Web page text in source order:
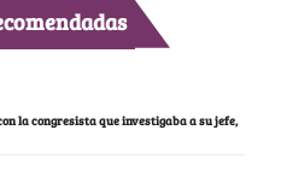
la congresista que investigaba a su jefe,